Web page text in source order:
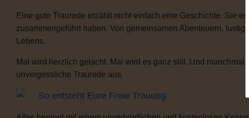
Eine gute Traurede erzählt nicht einfach eine Geschichte. Sie
zusammengeführt haben. Von gemeinsamen Abenteuern,
Lebens.
Mal wird herzlich gelacht. Mal wird es ganz still. Und
unvergessliche Traurede aus.
So entsteht Eure Freie Trauung